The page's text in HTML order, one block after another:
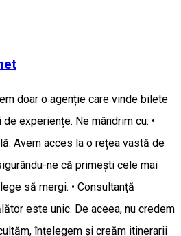
doar o agenție care vinde bilete
experiențe. Ne mândrim cu: •
Avem acces la o rețea vastă de
ne că primești cele mai
să mergi. • Consultanță
este unic. De aceea, nu credem
înțelegem și creăm itinerarii